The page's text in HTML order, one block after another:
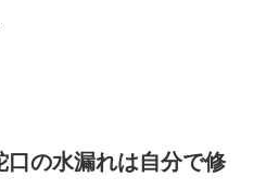
口の水漏れは自分で修